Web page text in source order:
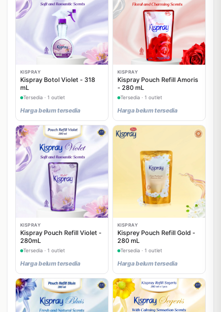
KISPRAY
Kispray Botol Violet - 318
mL
Tersedia · 1 outlet
Harga belum tersedia
KISPRAY
Kispray Pouch Refill Amoris
- 280 mL
Tersedia · 1 outlet
Harga belum tersedia
KISPRAY
Kispray Pouch Refill Violet -
280mL
Tersedia · 1 outlet
Harga belum tersedia
KISPRAY
Kisprey Pouch Refill Gold -
280 mL
Tersedia · 1 outlet
Harga belum tersedia